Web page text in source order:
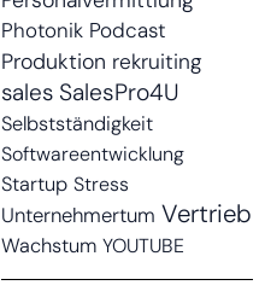
Photonik Podcast
Produktion rekruiting
sales SalesPro4U
Selbstständigkeit
Softwareentwicklung
Startup Stress
Unternehmertum Vertrieb
Wachstum YOUTUBE